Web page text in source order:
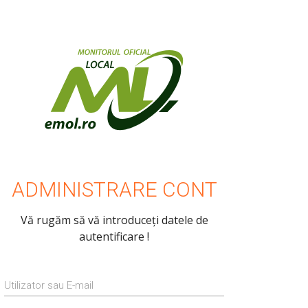
ADMINISTRARE CONT
Vă rugăm să vă introduceți datele de
autentificare !
Utilizator sau E-mail